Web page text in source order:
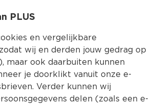
Kies jouw
PLUS
en vergelijkbare
wij en derden jouw gedrag op
maar ook daarbuiten kunnen
je doorklikt vanuit onze e-
Verder kunnen wij
delen (zoals een e-